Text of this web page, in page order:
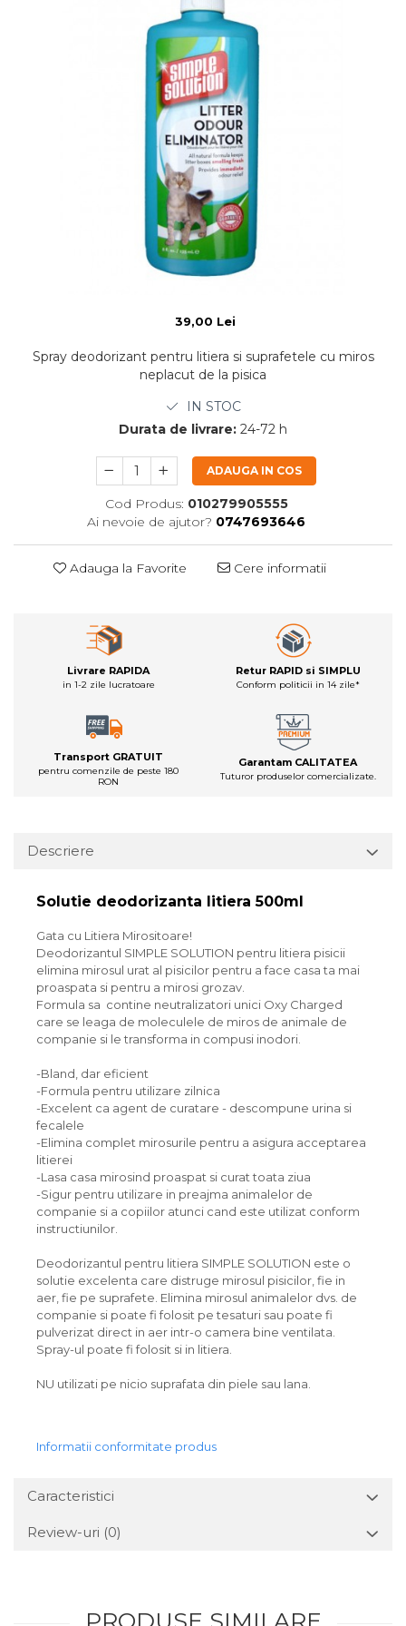
39,00 Lei
Spray deodorizant pentru litiera si suprafetele cu miros
neplacut de la pisica
IN STOC
Durata de livrare: 24-72 h
ADAUGA IN COS
Cod Produs: 010279905555
Ai nevoie de ajutor? 0747693646
Adauga la Favorite Cere informatii
Livrare RAPIDA
in 1-2 zile lucratoare
Retur RAPID si SIMPLU
Conform politicii in 14 zile*
Transport GRATUIT
pentru comenzile de peste 180
RON
Garantam CALITATEA
Tuturor produselor comercializate.
Descriere
Solutie deodorizanta litiera 500ml
Gata cu Litiera Mirositoare!
Deodorizantul SIMPLE SOLUTION pentru litiera pisicii
elimina mirosul urat al pisicilor pentru a face casa ta mai
proaspata si pentru a mirosi grozav.
Formula sa contine neutralizatori unici Oxy Charged
care se leaga de moleculele de miros de animale de
companie si le transforma in compusi inodori.
-Bland, dar eficient
-Formula pentru utilizare zilnica
-Excelent ca agent de curatare - descompune urina si
fecalele
-Elimina complet mirosurile pentru a asigura acceptarea
litierei
-Lasa casa mirosind proaspat si curat toata ziua
-Sigur pentru utilizare in preajma animalelor de
companie si a copiilor atunci cand este utilizat conform
instructiunilor.
Deodorizantul pentru litiera SIMPLE SOLUTION este o
solutie excelenta care distruge mirosul pisicilor, fie in
aer, fie pe suprafete. Elimina mirosul animalelor dvs. de
companie si poate fi folosit pe tesaturi sau poate fi
pulverizat direct in aer intr-o camera bine ventilata.
Spray-ul poate fi folosit si in litiera.
NU utilizati pe nicio suprafata din piele sau lana.
Informatii conformitate produs
Caracteristici
Review-uri (0)